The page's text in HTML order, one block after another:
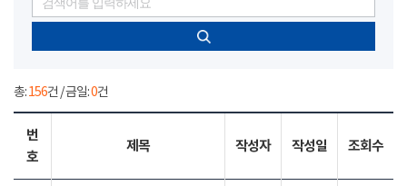
총:156건 / 금일:0건
번
호
제목 작성자 작성일 조회수